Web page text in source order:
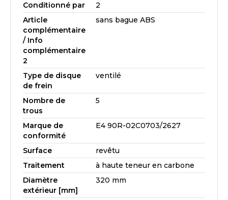
Conditionné par
2
Article
complémentaire
/ Info
complémentaire
2
sans bague ABS
Type de disque
de frein
ventilé
Nombre de
trous
5
Marque de
conformité
E4 90R-02C0703/2627
Surface
revêtu
Traitement
à haute teneur en carbone
Diamètre
extérieur [mm]
320 mm